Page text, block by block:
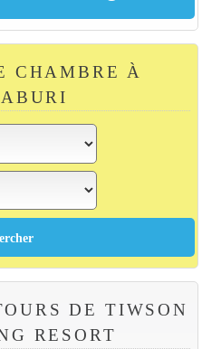
CHAMBRE À
DE TIWSON
RESORT